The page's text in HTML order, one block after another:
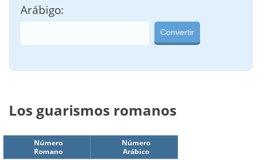
Arábigo:
Convertir
Los guarismos romanos
Número
Romano
Número
Arábico